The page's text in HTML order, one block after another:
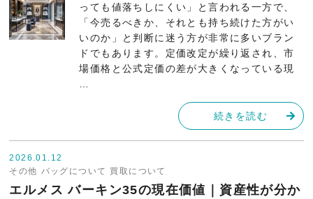
っても値落ちしにくい」と言われる一方で、
「今売るべきか、それとも持ち続けた方がい
いのか」と判断に迷う方が非常に多いブラン
ドでもあります。定価改定が繰り返され、市
場価格と公式定価の差が大きくなっている現
続きを読む
2026.01.12
その他 バッグについて 買取について
エルメス バーキン35の現在価値｜資産性が分か